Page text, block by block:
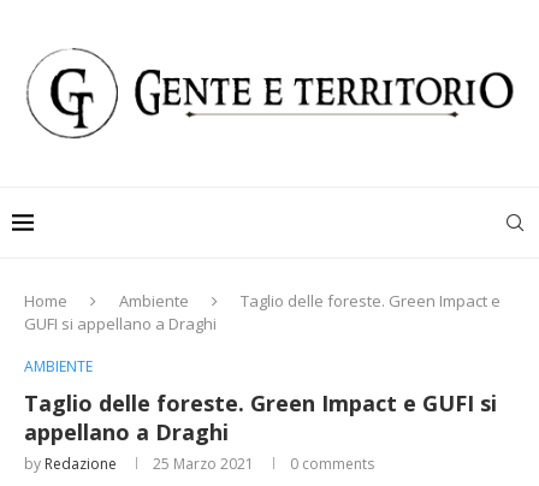
Home Ambiente
Taglio delle foreste. Green Impact e
GUFI si appellano a Draghi
AMBIENTE
Taglio delle foreste. Green Impact e GUFI si
appellano a Draghi
by Redazione 25 Marzo 2021 0 comments